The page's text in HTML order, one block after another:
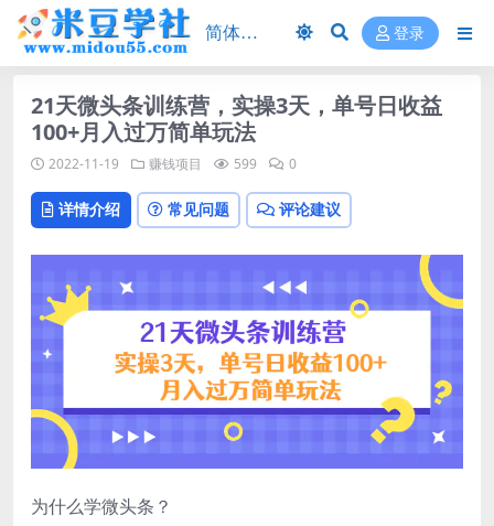
登录
21天微头条训练营，实操3天，单号日收益
100+月入过万简单玩法
2022-11-19 赚钱项目 599 0
详情介绍 常见问题 评论建议
为什么学微头条？